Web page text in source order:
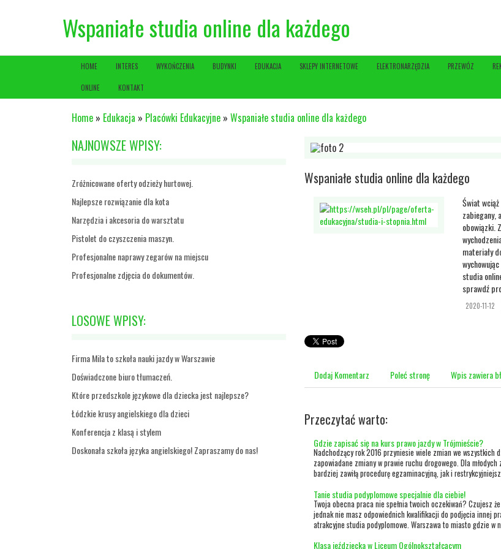
Wspaniałe studia online dla każdego
HOME INTERES WYKOŃCZENIA BUDYNKI EDUKACJA SKLEPY INTERNETOWE ELEKTRONARZĘDZIA PRZEWÓZ
ONLINE KONTAKT
Home » Edukacja » Placówki Edukacyjne » Wspaniałe studia online dla każdego
NAJNOWSZE WPISY:
Zróżnicowane oferty odzieży hurtowej.
Najlepsze rozwiązanie dla kota
Narzędzia i akcesoria do warsztatu
Pistolet do czyszczenia maszyn.
Profesjonalne naprawy zegarów na miejscu
Profesjonalne zdjęcia do dokumentów.
LOSOWE WPISY:
Firma Mila to szkoła nauki jazdy w Warszawie
Doświadczone biuro tłumaczeń.
Które przedszkole językowe dla dziecka jest najlepsze?
Łódzkie krusy angielskiego dla dzieci
Konferencja z klasą i stylem
Doskonała szkoła języka angielskiego! Zapraszamy do nas!
Wspaniałe studia online dla każdego
Świat
zabiegany,
obowiązki.
materiały
studia
sprawdź
2020-11-12
Dodaj Komentarz Poleć stronę Wpis zawiera
Przeczytać warto:
Gdzie zapisać się na kurs prawo jazdy w Trójmieście?
Nadchodzący rok 2016 przyniesie wiele zmian we wszystkich
zapowiadane zmiany w prawie ruchu drogowego. Dla
bardziej zawiłą procedurę egzaminacyjną, jak i
Tanie studia podyplomowe specjalnie dla ciebie!
Twoja obecna praca nie spełnia twoich oczekiwań? Czujesz
jednak nie masz odpowiednich kwalifikacji do podjęcia innej
atrakcyjne studia podyplomowe. Warszawa to miasto gdzie w
Klasa jeździecka w Liceum Ogólnokształcącym